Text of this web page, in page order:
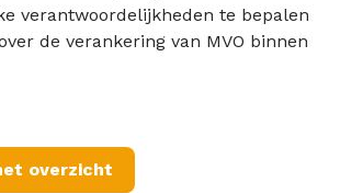
verantwoordelijkheden te bepalen
de verankering van MVO binnen
overzicht